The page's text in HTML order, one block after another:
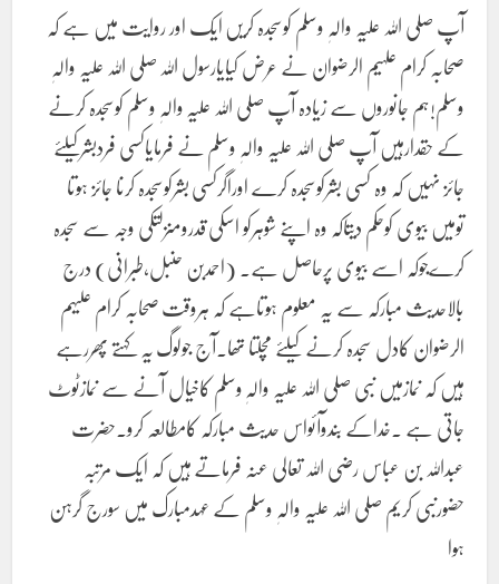
آپ صلی اللہ علیہ والہٖ وسلم کوسجدہ کریں ایک اور روایت میں ہے کہ
صحابہ کرام علہیم الرضوان نے عرض کیایارسول اللہ صلی اللہ علیہ والہٖ
وسلم!ہم جانوروں سے زیادہ آپ صلی اللہ علیہ والہٖ وسلم کوسجدہ کرنے
کے حقدارہیں آپ صلی اللہ علیہ والہٖ وسلم نے فرمایاکسی فردبشرکیلئے
جائز نہیں کہ وہ کسی بشرکوسجدہ کرے اوراگرکسی بشرکوسجدہ کرنا جائز ہوتا
تومیں بیوی کوحکم دیتاکہ وہ اپنے شوہرکو اسکی قدرومنزلتکی وجہ سے سجدہ
کرےجوکہ اسے بیوی پرحاصل ہے۔ (احمدبن حنبل،طبرانی) درج
بالاحدیث مبارکہ سے یہ معلوم ہوتاہے کہ ہروقت صحابہ کرام علیہم
الرضوان کادل سجدہ کرنے کیلئے مچلتا تھا۔آج جولوگ یہ کہتے پھررہے
ہیں کہ نمازمیں نبی صلی اللہ علیہ والہٖ وسلم کاخیال آنے سے نمازٹوٹ
جاتی ہے ۔خداکے بندوآئواس حدیث مبارکہ کامطالعہ کرو۔حضرت
عبداللہ بن عباس رضی اللہ تعالی عنہ فرماتے ہیں کہ ایک مرتبہ
حضورنبی کریم صلی اللہ علیہ والہٖ وسلم کے عہدمبارک میں سورج گرہن
ہوا